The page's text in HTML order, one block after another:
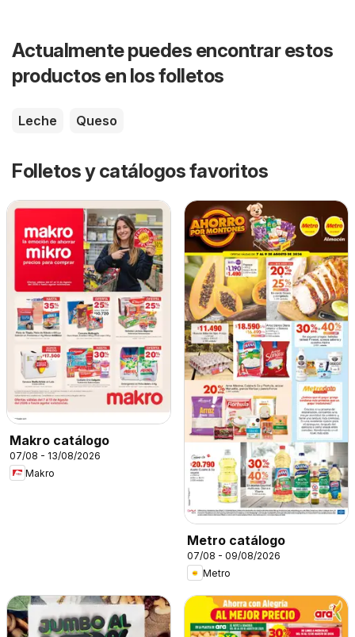
Actualmente puedes encontrar estos
productos en los folletos
Leche Queso
Folletos y catálogos favoritos
Makro catálogo
07/08 - 13/08/2026
Makro
Metro catálogo
07/08 - 09/08/2026
Metro